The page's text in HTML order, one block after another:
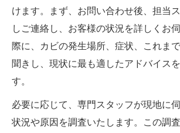
けます。まず、お問い合わせ後、担当
しご連絡し、お客様の状況を詳しくお
際に、カビの発生場所、症状、これま
聞きし、現状に最も適したアドバイス
す。
必要に応じて、専門スタッフが現地に
状況や原因を調査いたします。この調